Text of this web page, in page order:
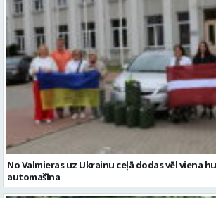
No Valmieras uz Ukrainu ceļā dodas vēl viena
automašīna